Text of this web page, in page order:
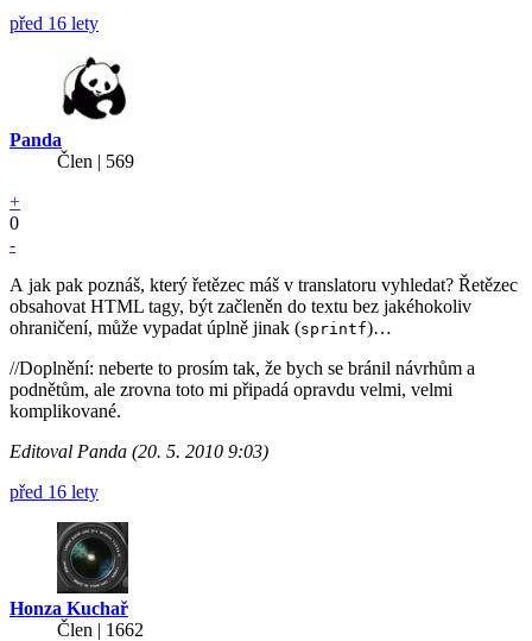
před 16 lety
Panda
Člen | 569
+
0
-
A jak pak poznáš, který řetězec máš v translatoru vyhledat? Řetězec
obsahovat HTML tagy, být začleněn do textu bez jakéhokoliv
ohraničení, může vypadat úplně jinak (sprintf)…
//Doplnění: neberte to prosím tak, že bych se bránil návrhům a
podnětům, ale zrovna toto mi připadá opravdu velmi, velmi
komplikované.
Editoval Panda (20. 5. 2010 9:03)
před 16 lety
Honza Kuchař
Člen | 1662